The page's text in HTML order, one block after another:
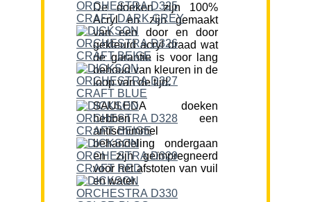
De doeken zijn 100%
Acryl en zijn gemaakt
van een door en door
gekleurd acryl draad wat
de garantie is voor lang
behoud van kleuren in de
loop van de tijd.
SAULEDA doeken
hebben een
antischimmel
behandeling ondergaan
en zijn geïmpregneerd
voor het afstoten van vuil
en water.